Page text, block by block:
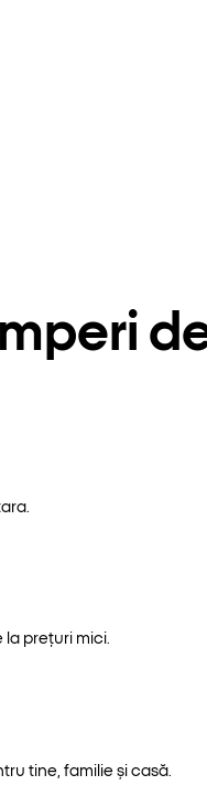
prețuri mici.
tine, familie și casă.